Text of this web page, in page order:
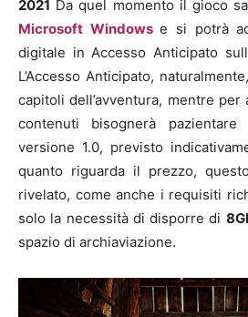
2021 Da quel momento il gioco
Microsoft Windows e si potrà
digitale in Accesso Anticipato
L’Accesso Anticipato,
capitoli dell’avventura, mentre
contenuti bisognerà
versione 1.0, previsto
quanto riguarda il prezzo,
rivelato, come anche i requisiti
solo la necessità di disporre di
spazio di archiaviazione.